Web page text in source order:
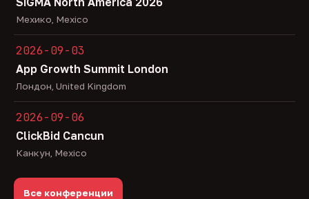
Мехико, Mexico
2026-09-03
App Growth Summit London
Лондон, United Kingdom
2026-09-06
ClickBid Cancun
Канкун, Mexico
Все конференции